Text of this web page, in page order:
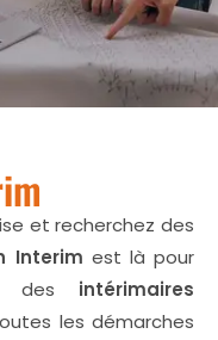
et recherchez des
Interim est là pour
des intérimaires
les démarches